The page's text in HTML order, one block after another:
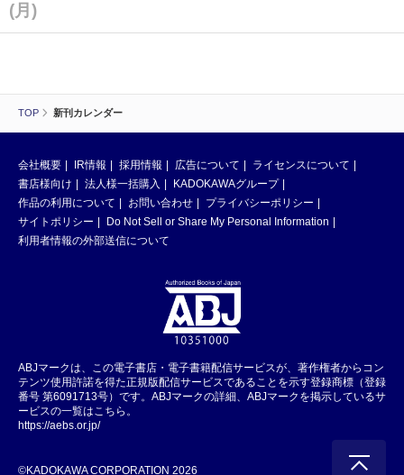
TOP 新刊カレンダー
(月)
会社概要 IR情報 採用情報 広告について
ライセンスについて
書店様向け
法人様一括購入
KADOKAWAグループ
作品の利用について
お問い合わせ
プライバシーポリシー
サイトポリシー
Do Not Sell or Share My Personal Information
利用者情報の外部送信について
ABJマークは、この電子書店・電子書籍配信サービスが、著作権者からコン
テンツ使用許諾を得た正規版配信サービスであることを示す登録商標（登録
番号 第6091713号）です。ABJマークの詳細、ABJマークを掲示しているサ
ービスの一覧はこちら。
https://aebs.or.jp/
©KADOKAWA CORPORATION 2026